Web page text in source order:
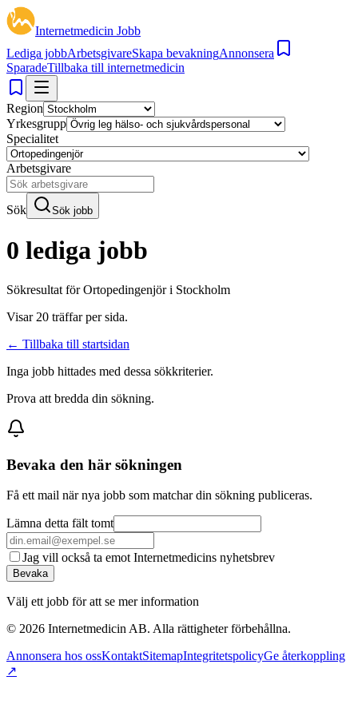
Internetmedicin Jobb
Lediga jobbArbetsgivareSkapa bevakningAnnonsera
SparadeTillbaka till internetmedicin
Region
Yrkesgrupp
Specialitet
Arbetsgivare
Sök Sök jobb
0 lediga jobb
Sökresultat förOrtopedingenjör i Stockholm
Visar 20 träffar per sida.
← Tillbaka till startsidan
Inga jobb hittades med dessa sökkriterier.
Prova att bredda din sökning.
Bevaka den här sökningen
Få ett mail när nya jobb som matchar din sökning publiceras.
Lämna detta fält tomt
Jag vill också ta emot Internetmedicins nyhetsbrev
Bevaka
Välj ett jobb för att se mer information
© 2026 Internetmedicin AB. Alla rättigheter förbehållna.
Annonsera hos ossKontaktSitemapIntegritetspolicyGe återkoppling
↗